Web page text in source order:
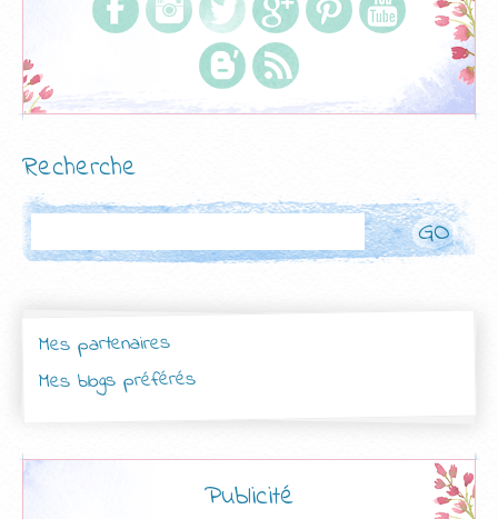
Recherche
Mes partenaires
Mes blogs préférés
Publicité